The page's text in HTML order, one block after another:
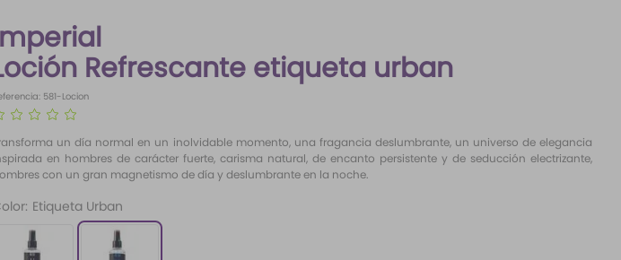
Refrescante etiqueta urban
: 581-Locion
un día normal en un inolvidable momento, una fragancia deslumbrante, un universo de elegancia
en hombres de carácter fuerte, carisma natural, de encanto persistente y de seducción electrizante,
con un gran magnetismo de día y deslumbrante en la noche.
: Etiqueta Urban